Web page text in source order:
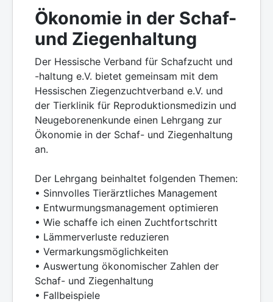
Ökonomie in der Schaf-
und Ziegenhaltung
Der Hessische Verband für Schafzucht und
-haltung e.V. bietet gemeinsam mit dem
Hessischen Ziegenzuchtverband e.V. und
der Tierklinik für Reproduktionsmedizin und
Neugeborenenkunde einen Lehrgang zur
Ökonomie in der Schaf- und Ziegenhaltung
an.
Der Lehrgang beinhaltet folgenden Themen:
• Sinnvolles Tierärztliches Management
• Entwurmungsmanagement optimieren
• Wie schaffe ich einen Zuchtfortschritt
• Lämmerverluste reduzieren
• Vermarkungsmöglichkeiten
• Auswertung ökonomischer Zahlen der
Schaf- und Ziegenhaltung
• Fallbeispiele